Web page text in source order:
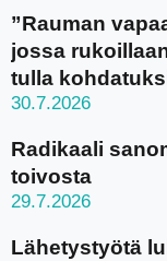
”Rauman
jossa
tulla
30.7.2026
Radikaali
toivosta
29.7.2026
Lähetystyötä